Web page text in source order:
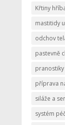
Křtiny
mastitidy
odchov
pastevně
pranostiky
příprava
siláže a
systém